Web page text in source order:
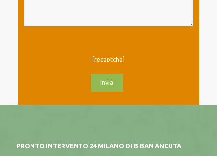
[recaptcha]
PRONTO INTERVENTO 24 MILANO DI BIBAN ANCUTA